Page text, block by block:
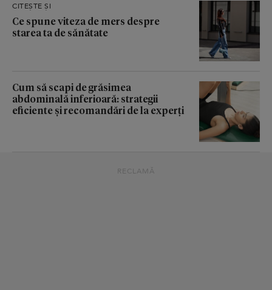
CITEȘTE ȘI
Ce spune viteza de mers despre
starea ta de sănătate
Cum să scapi de grăsimea
abdominală inferioară: strategii
eficiente și recomandări de la experți
RECLAMĂ